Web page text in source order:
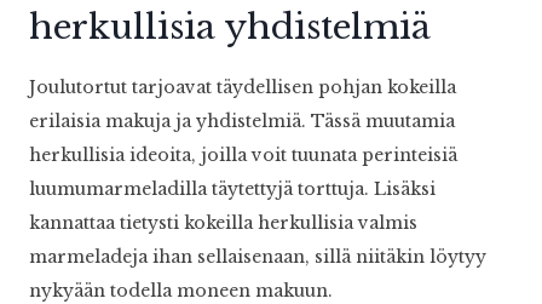
herkullisia yhdistelmiä
Joulutortut tarjoavat täydellisen pohjan kokeilla
erilaisia makuja ja yhdistelmiä. Tässä muutamia
herkullisia ideoita, joilla voit tuunata perinteisiä
luumumarmeladilla täytettyjä torttuja. Lisäksi
kannattaa tietysti kokeilla herkullisia valmis
marmeladeja ihan sellaisenaan, sillä niitäkin löytyy
nykyään todella moneen makuun.